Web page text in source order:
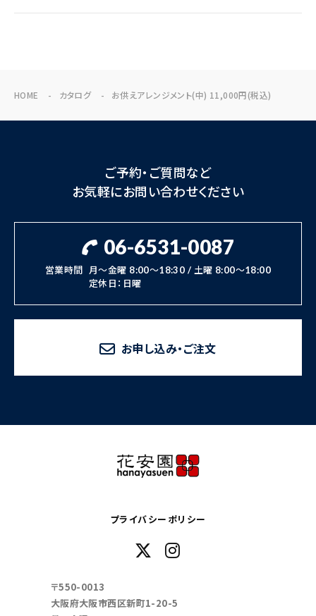
HOME カタログ お供えアレンジメント(中) 11,000円(税込)
ご予約・ご質問など
お気軽にお問い合わせください
06-6531-0087
営業時間
月～金曜 8:00～18:30 / 土曜 8:00～18:00
定休日：日曜
お申し込み・ご注文
〒550-0013
大阪府大阪市西区新町1-20-5
プライバシーポリシー